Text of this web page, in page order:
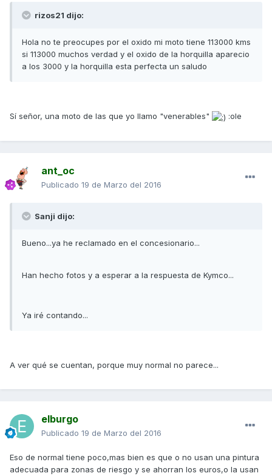
rizos21 dijo:
Hola no te preocupes por el oxido mi moto tiene 113000 kms
si 113000 muchos verdad y el oxido de la horquilla aparecio
a los 3000 y la horquilla esta perfecta un saludo
Sí señor, una moto de las que yo llamo "venerables" :ole
ant_oc
Publicado 19 de Marzo del 2016
Sanji dijo:
Bueno...ya he reclamado en el concesionario...
Han hecho fotos y a esperar a la respuesta de Kymco...
Ya iré contando...
A ver qué se cuentan, porque muy normal no parece...
elburgo
Publicado 19 de Marzo del 2016
Eso de normal tiene poco,mas bien es que o no usan una pintura
adecuada para zonas de riesgo y se ahorran los euros,o la usan